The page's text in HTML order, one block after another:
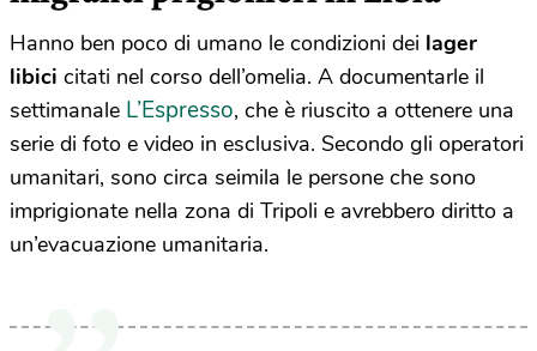
Hanno ben poco di umano le condizioni dei lager
libici citati nel corso dell’omelia. A documentarle il
settimanale L’Espresso, che è riuscito a ottenere una
serie di foto e video in esclusiva. Secondo gli operatori
umanitari, sono circa seimila le persone che sono
imprigionate nella zona di Tripoli e avrebbero diritto a
un’evacuazione umanitaria.